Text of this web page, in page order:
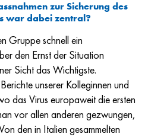
zur Sicherung des
war dabei zentral?
Gruppe schnell ein
den Ernst der Situation
Sicht das Wichtigste.
unserer Kolleginnen und
das Virus europaweit die ersten
vor allen anderen gezwungen,
den in Italien gesammelten